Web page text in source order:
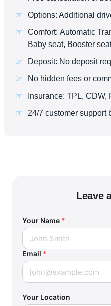
Options: Additional
Comfort: Automatic
Baby seat, Booster
Deposit: No deposit
No hidden fees or
Insurance: TPL,
24/7 customer support
Leave
Your Name *
Email *
Your Location